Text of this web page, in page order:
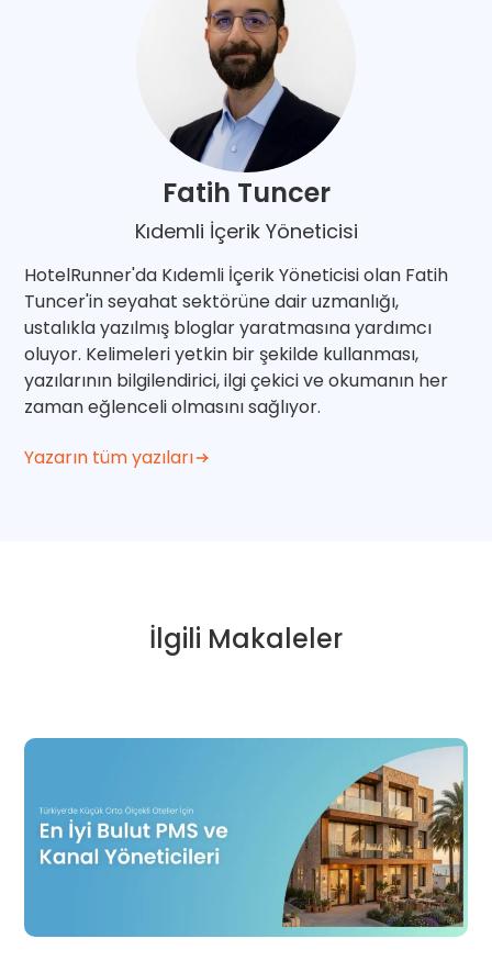
Fatih Tuncer
Kıdemli İçerik Yöneticisi
HotelRunner'da Kıdemli İçerik Yöneticisi olan Fatih
Tuncer'in seyahat sektörüne dair uzmanlığı,
ustalıkla yazılmış bloglar yaratmasına yardımcı
oluyor. Kelimeleri yetkin bir şekilde kullanması,
yazılarının bilgilendirici, ilgi çekici ve okumanın her
zaman eğlenceli olmasını sağlıyor.
Yazarın tüm yazıları
İlgili Makaleler